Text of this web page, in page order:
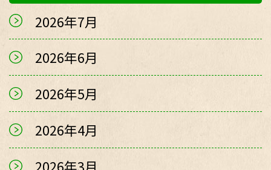
2026年7月
2026年6月
2026年5月
2026年4月
2026年3月